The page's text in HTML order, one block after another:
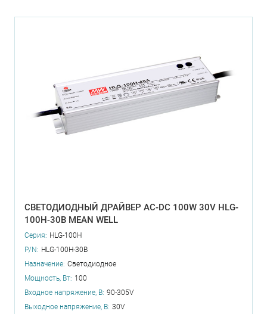
СВЕТОДИОДНЫЙ ДРАЙВЕР AC-DC 100W 30V HLG-
100H-30B MEAN WELL
Серия: HLG-100H
P/N: HLG-100H-30B
Назначение: Светодиодное
Мощность, Вт: 100
Входное напряжение, В: 90-305V
Выходное напряжение, В: 30V